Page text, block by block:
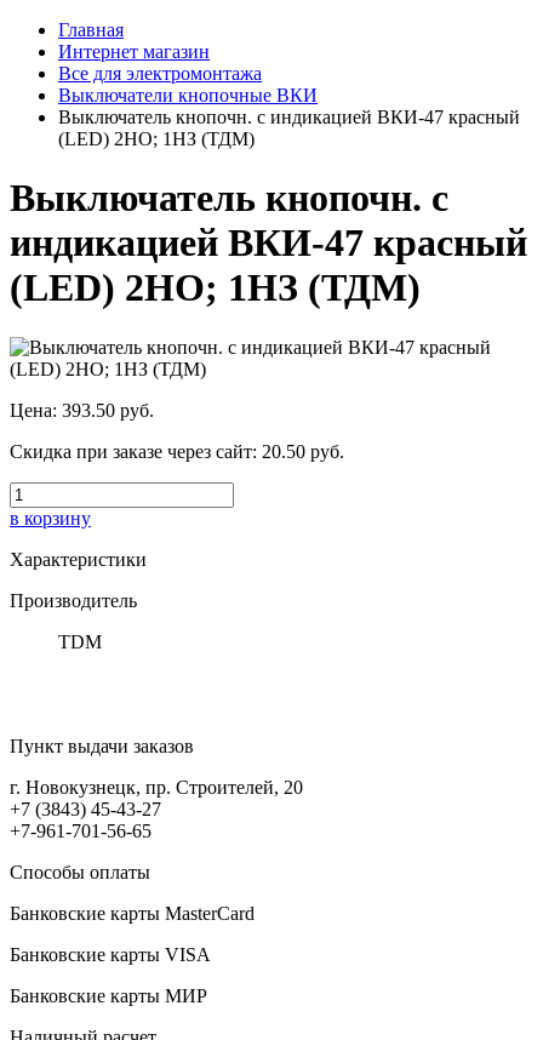
Главная
Интернет магазин
Все для электромонтажа
Выключатели кнопочные ВКИ
Выключатель кнопочн. с индикацией ВКИ-47 красный
(LED) 2НО; 1НЗ (ТДМ)
Выключатель кнопочн. с
индикацией ВКИ-47 красный
(LED) 2НО; 1НЗ (ТДМ)
Цена: 393.50 руб.
Скидка при заказе через сайт: 20.50 руб.
в корзину
Характеристики
Производитель
TDM
Пункт выдачи заказов
г. Новокузнецк, пр. Строителей, 20
+7 (3843) 45-43-27
+7-961-701-56-65
Способы оплаты
Банковские карты MasterCard
Банковские карты VISA
Банковские карты МИР